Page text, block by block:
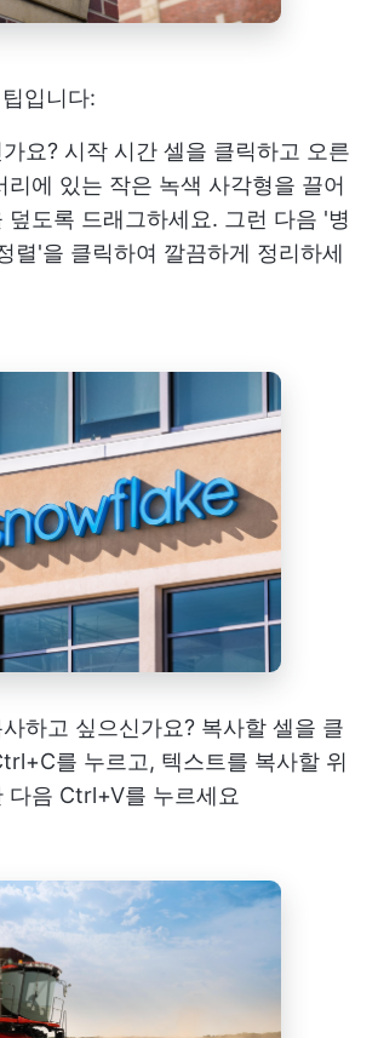
입니다:
요? 시작 시간 셀을 클릭하고 오른
리에 있는 작은 녹색 사각형을 끌어
덮도록 드래그하세요. 그런 다음 '병
렬'을 클릭하여 깔끔하게 정리하세
하고 싶으신가요? 복사할 셀을 클
를 누르고, 텍스트를 복사할 위
다음 Ctrl+V를 누르세요